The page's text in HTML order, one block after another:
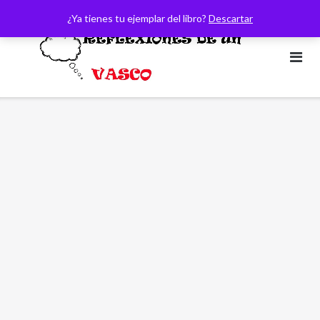
¿Ya tienes tu ejemplar del libro? Descartar
contenido